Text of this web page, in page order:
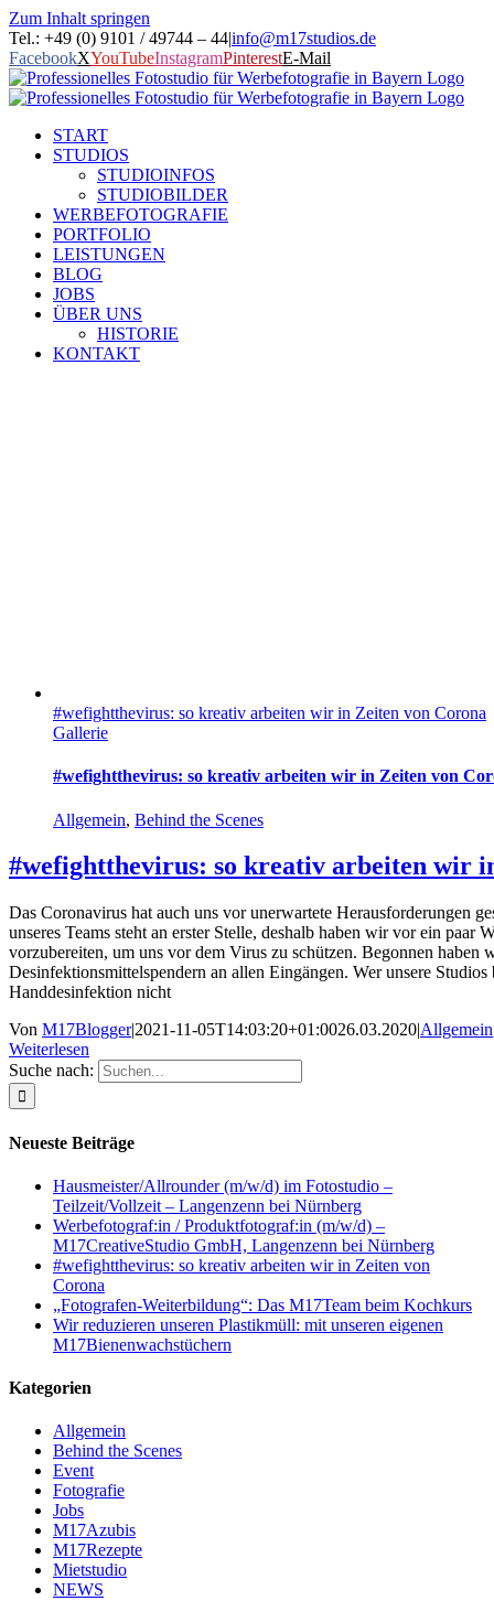
Zum Inhalt springen
Tel.: +49 (0) 9101 / 49744 – 44|info@m17studios.de
FacebookXYouTubeInstagramPinterestE-Mail
START
STUDIOS
STUDIOINFOS
STUDIOBILDER
WERBEFOTOGRAFIE
PORTFOLIO
LEISTUNGEN
BLOG
JOBS
ÜBER UNS
HISTORIE
KONTAKT
#wefightthevirus: so kreativ arbeiten wir in Zeiten von Corona
Gallerie
#wefightthevirus: so kreativ arbeiten wir in Zeiten von
Allgemein, Behind the Scenes
#wefightthevirus: so kreativ arbeiten wir
Das Coronavirus hat auch uns vor unerwartete Herausforderungen
unseres Teams steht an erster Stelle, deshalb haben wir vor ein paar
vorzubereiten, um uns vor dem Virus zu schützen. Begonnen haben
Desinfektionsmittelspendern an allen Eingängen. Wer unsere
Handdesinfektion nicht
Von M17Blogger|2021-11-05T14:03:20+01:0026.03.2020|Allgemein
Weiterlesen
Suche nach:
Neueste Beiträge
Hausmeister/Allrounder (m/w/d) im Fotostudio –
Teilzeit/Vollzeit – Langenzenn bei Nürnberg
Werbefotograf:in / Produktfotograf:in (m/w/d) –
M17CreativeStudio GmbH, Langenzenn bei Nürnberg
#wefightthevirus: so kreativ arbeiten wir in Zeiten von
Corona
„Fotografen-Weiterbildung“: Das M17Team beim Kochkurs
Wir reduzieren unseren Plastikmüll: mit unseren eigenen
M17Bienenwachstüchern
Kategorien
Allgemein
Behind the Scenes
Event
Fotografie
Jobs
M17Azubis
M17Rezepte
Mietstudio
NEWS